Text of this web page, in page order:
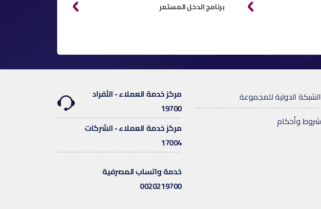
برنامج الدخل المستمر
الشبكة الدولية للمجموعة
شروط وأحكام
مركز خدمة العملاء - الأفراد
19700
مركز خدمة العملاء - الشركات
17004
خدمة واتساب المصرفية
0020219700